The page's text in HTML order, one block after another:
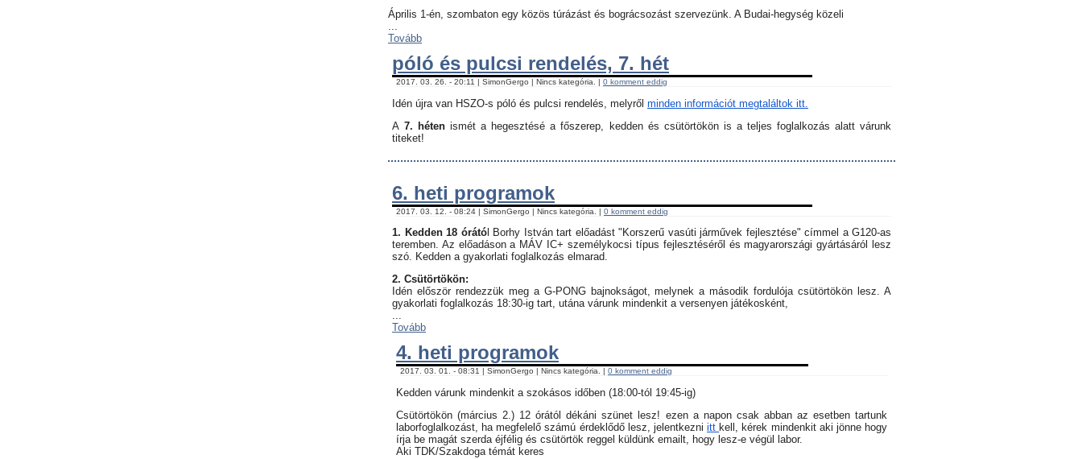
Április 1-én, szombaton egy közös túrázást és bográcsozást szervezünk. A Budai-hegység közeli
...
Tovább
póló és pulcsi rendelés, 7. hét
2017. 03. 26. - 20:11 | SimonGergo | Nincs kategória. | 0 komment eddig
Idén újra van HSZO-s póló és pulcsi rendelés, melyről minden információt megtaláltok itt.
A7. hétenismét a hegesztésé a főszerep, kedden és csütörtökön is a teljes foglalkozás alatt várunk
titeket!
6. heti programok
2017. 03. 12. - 08:24 | SimonGergo | Nincs kategória. | 0 komment eddig
1. Kedden 18 órától Borhy István tart előadást "Korszerű vasúti járművek fejlesztése" címmel a G120-as
teremben. Az előadáson a MÁV IC+ személykocsi típus fejlesztéséről és magyarországi gyártásáról lesz
szó. Kedden a gyakorlati foglalkozás elmarad.
2. Csütörtökön:
Idén először rendezzük meg a G-PONG bajnokságot, melynek a második fordulója csütörtökön lesz. A
gyakorlati foglalkozás 18:30-ig tart, utána várunk mindenkit a versenyen játékosként,
...
Tovább
4. heti programok
2017. 03. 01. - 08:31 | SimonGergo | Nincs kategória. | 0 komment eddig
Kedden várunk mindenkit a szokásos időben (18:00-tól 19:45-ig)
Csütörtökön (március 2.) 12 órától dékáni szünet lesz! ezen a napon csak abban az esetben tartunk
laborfoglalkozást, ha megfelelő számú érdeklődő lesz, jelentkezniitt kell, kérek mindenkit aki jönne hogy
írja be magát szerda éjfélig és csütörtök reggel küldünk emailt, hogy lesz-e végül labor.
Aki TDK/Szakdoga témát keres